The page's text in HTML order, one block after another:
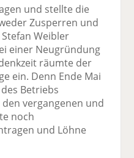
und stellte die
Zusperren und
Weibler
einer Neugründung
räumte der
ein. Denn Ende Mai
Betriebs
vergangenen und
noch
und Löhne